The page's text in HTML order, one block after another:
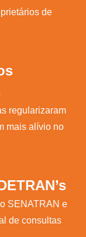
de
regularizaram
mais alívio no
SENATRAN e
de consultas